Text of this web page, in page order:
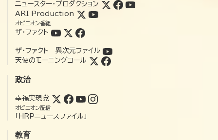
ニュースター・プロダクション
ARI Production
オピニオン番組
ザ・ファクト
ザ・ファクト 異次元ファイル
天使のモーニングコール
政治
幸福実現党
オピニオン配信
「HRPニュースファイル」
教育